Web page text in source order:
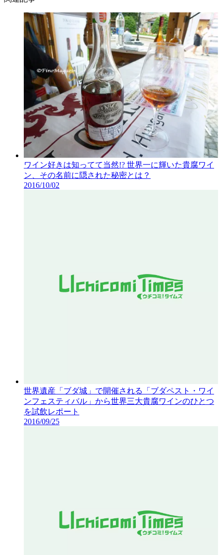
ワイン好きは知ってて当然!? 世界一に輝いた貴腐ワイ
ン、その名前に隠された秘密とは？
2016/10/02
世界遺産「ブダ城」で開催される「ブダペスト・ワイ
ンフェスティバル」から世界三大貴腐ワインのひとつ
を試飲レポート
2016/09/25